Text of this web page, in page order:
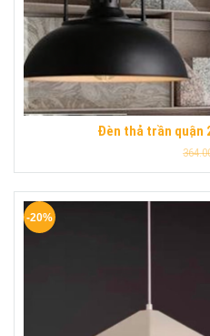
Đèn thả trần quận
-20%